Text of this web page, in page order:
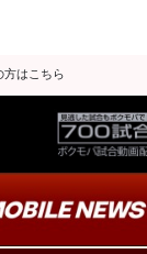
方はこちら